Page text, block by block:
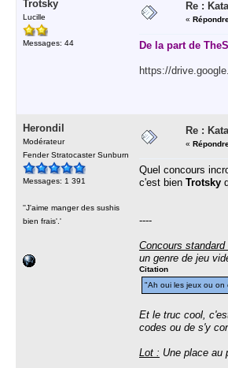
Trotsky
Lucille
Messages: 44
Re :
«
De la part de
https://
Herondil
Modérateur
Fender Stratocaster Sunburn
Messages: 1 391
''J'aime manger des sushis
bien frais'.'
Re :
«
Quel concours
c'est bien Trotsky
----
Concours standard
un genre de jeu
Citation
"Ah oui les jeux ou on
Et le truc cool,
codes ou de s'y
Lot : Une place au